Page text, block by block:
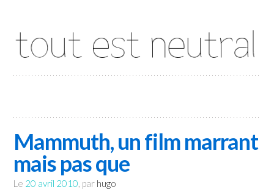
Mammuth, un film marrant
mais pas que
Le 20 avril 2010, par hugo